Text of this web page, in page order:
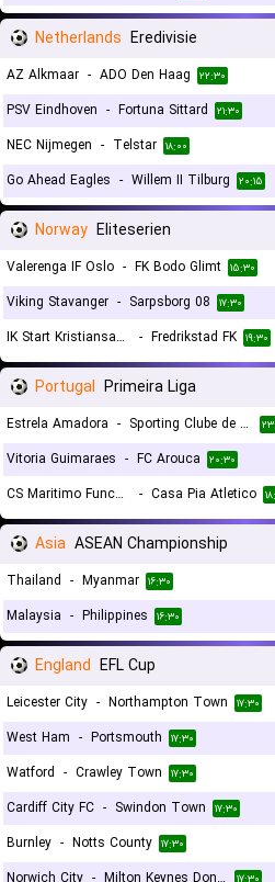
Netherlands Eredivisie
AZ Alkmaar - ADO Den Haag ۲۲:۳۰
PSV Eindhoven - Fortuna Sittard ۲۱:۳۰
NEC Nijmegen - Telstar ۱۸:۰۰
Go Ahead Eagles - Willem II Tilburg ۲۰:۱۵
Norway Eliteserien
Valerenga IF Oslo - FK Bodo Glimt ۱۵:۳۰
Viking Stavanger - Sarpsborg 08 ۱۷:۳۰
IK Start Kristiansand
- Fredrikstad FK ۱۹:۳۰
Portugal Primeira Liga
Estrela Amadora - Sporting Clube de Portugal
Vitoria Guimaraes - FC Arouca ۲۰:۳۰
CS Maritimo Funchal
- Casa Pia Atletico
Asia ASEAN Championship
Thailand - Myanmar ۱۶:۳۰
Malaysia - Philippines ۱۶:۳۰
England EFL Cup
Leicester City - Northampton Town ۱۷:۳۰
West Ham - Portsmouth ۱۷:۳۰
Watford - Crawley Town ۱۷:۳۰
Cardiff City FC - Swindon Town ۱۷:۳۰
Burnley - Notts County ۱۷:۳۰